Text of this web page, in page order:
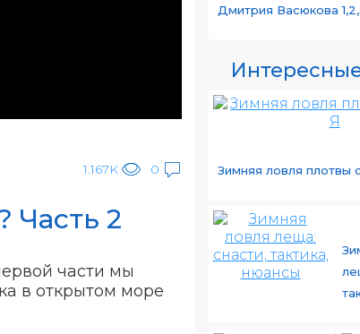
1.167K 0
Часть 2
части мы
в открытом море
Дмитрия Васюкова
Зимняя ловля плотвы